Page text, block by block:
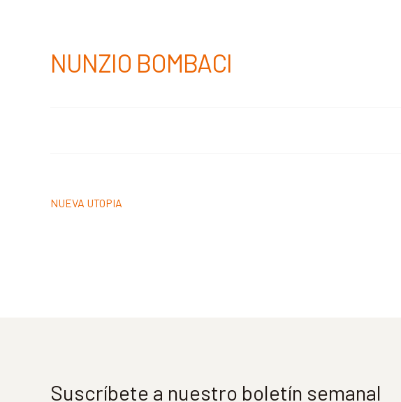
NUNZIO BOMBACI
Navegación
Anterior:
NUEVA UTOPIA
Suscríbete a nuestro boletín semanal